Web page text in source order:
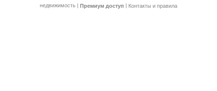
недвижимость | Премиум доступ | Контакты и правила